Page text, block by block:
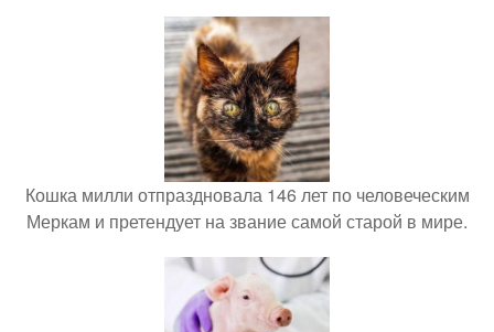
Кошка милли отпраздновала 146 лет по человеческим
Меркам и претендует на звание самой старой в мире.